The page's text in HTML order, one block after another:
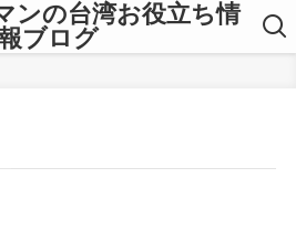
ンの台湾お役立ち情
ブログ